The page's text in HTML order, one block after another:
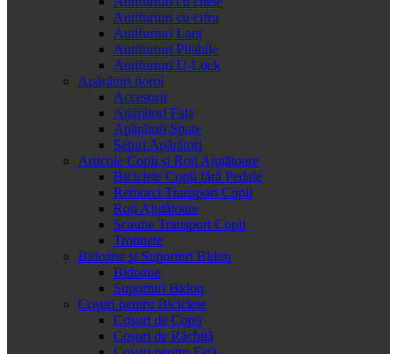
Antifurturi cu cifru
Antifurturi Lanț
Antifurturi Pliabile
Antifurturi U-Lock
Apărători noroi
Accesorii
Apărători Față
Apărători Spate
Seturi Apărători
Articole Copii și Roți Ajutătoare
Biciclete Copii fără Pedale
Remorci Transport Copii
Roți Ajutătoare
Scaune Transport Copii
Trotinete
Bidoane și Suporturi Bidon
Bidoane
Suporturi Bidon
Coșuri pentru Biciclete
Cosuri de Copii
Coșuri de Răchită